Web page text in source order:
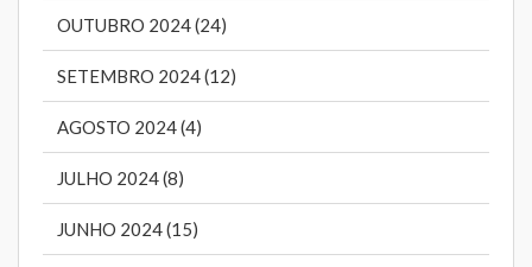
OUTUBRO 2024 (24)
SETEMBRO 2024 (12)
AGOSTO 2024 (4)
JULHO 2024 (8)
JUNHO 2024 (15)